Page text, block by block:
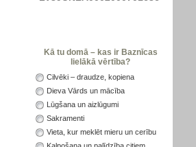
Kā tu domā – kas ir Baznīcas
lielākā vērtība?
Cilvēki – draudze, kopiena
Dieva Vārds un mācība
Lūgšana un aizlūgumi
Sakramenti
Vieta, kur meklēt mieru un cerību